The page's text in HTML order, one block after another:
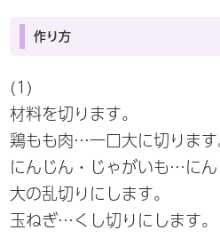
作り方
(1)
材料を切ります。
鶏もも肉…一口大に切ります
にんじん・じゃがいも…にん
大の乱切りにします。
玉ねぎ…くし切りにします。